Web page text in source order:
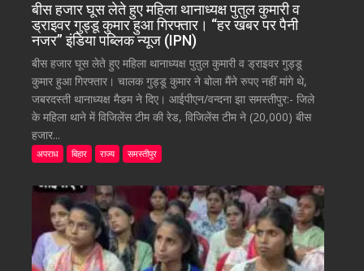
बीस हजार घूस लेते हुए महिला थानाध्यक्ष पुतुल कुमारी व
ड्राइवर गुड्डू कुमार हुआ गिरफ्तार। “हर खबर पर पैनी
नजर” इंडिया पब्लिक न्यूज (IPN)
बीस हजार घूस लेते हुए महिला थानाध्यक्ष पुतुल कुमारी व ड्राइवर गुड्डू
कुमार हुआ गिरफ्तार। चालक गुड्डू कुमार ने बोला मैंने रुपए नहीं मांगे थे,
जबरदस्ती थानाध्यक्ष मैडम ने दिए। आईपीएन/वन्दना झा समस्तीपुर:- जिले
के महिला थाने में विजिलेंस टीम की रेड, विजिलेंस टीम ने (20,000) बीस
हजार...
अपराध बिहार राज्य समस्तीपुर